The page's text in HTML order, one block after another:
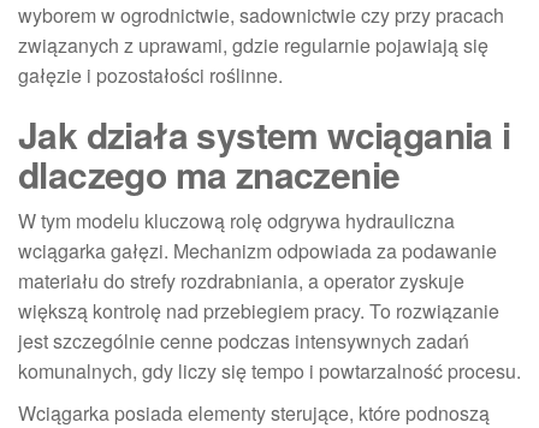
wyborem w ogrodnictwie, sadownictwie czy przy pracach
związanych z uprawami, gdzie regularnie pojawiają się
gałęzie i pozostałości roślinne.
Jak działa system wciągania i
dlaczego ma znaczenie
W tym modelu kluczową rolę odgrywa hydrauliczna
wciągarka gałęzi. Mechanizm odpowiada za podawanie
materiału do strefy rozdrabniania, a operator zyskuje
większą kontrolę nad przebiegiem pracy. To rozwiązanie
jest szczególnie cenne podczas intensywnych zadań
komunalnych, gdy liczy się tempo i powtarzalność procesu.
Wciągarka posiada elementy sterujące, które podnoszą